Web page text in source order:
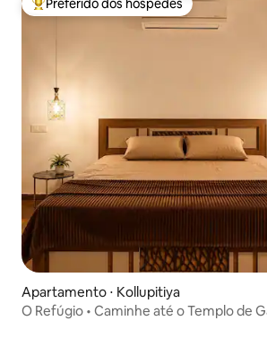
Entre os melhores preferidos dos
Preferido dos hóspedes
Apartamento ⋅ Kollupitiya
O Refúgio • Caminhe até o Templo de